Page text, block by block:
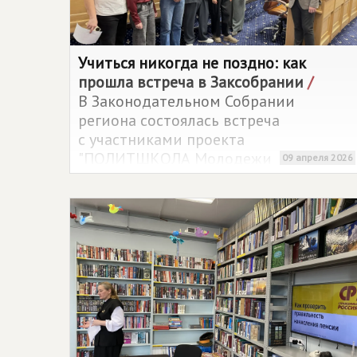
Учиться никогда не поздно: как
прошла встреча в Заксобрании /
В Законодательном Собрании
региона состоялась встреча
с участниками проекта
"ПОЛИТШКОЛА Молодежи
СПРАВЕДЛИВОЙ РОССИИ". Важно
отметить, что в последние годы
в работе Школы принимают участие
не только молодые люди,
но и граждане самых разных
возрастов. Убеждение, что учиться
никогда не поздно, особенно когда
речь идет о глубоком и осознанном
интересе к политической
и общественной жизни, разделяют
09 апреля 2026